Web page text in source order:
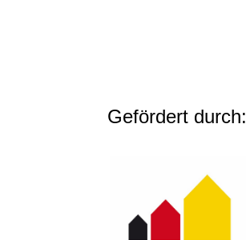
Gefördert durch: